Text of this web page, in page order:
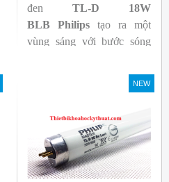
đen TL-D 18W
BLB
Philips tạo ra một
vùng sáng với bước sóng
sắc trực quan. Giúp người
dùng có thể phát hiện và
và keo trong sản phẩm.
NEW